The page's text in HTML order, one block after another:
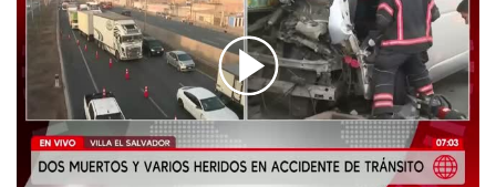
00:00 / 07:04